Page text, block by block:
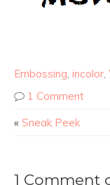
Embossing, incolor,
1 Comment
« Sneak Peek
1 Comment